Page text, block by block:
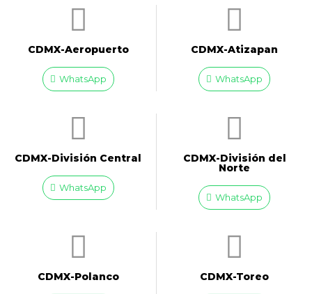
CDMX-Aeropuerto​
WhatsApp
CDMX-Atizapan
WhatsApp
CDMX-División Central
WhatsApp
CDMX-División del
Norte
WhatsApp
CDMX-Polanco CDMX-Toreo